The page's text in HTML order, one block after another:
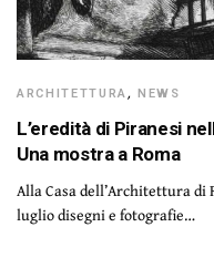
ARCHITETTURA,NEWS
L’eredità di Piranesi
Una mostra a Roma
Alla Casa dell’Architettura di
luglio disegni e fotografie…